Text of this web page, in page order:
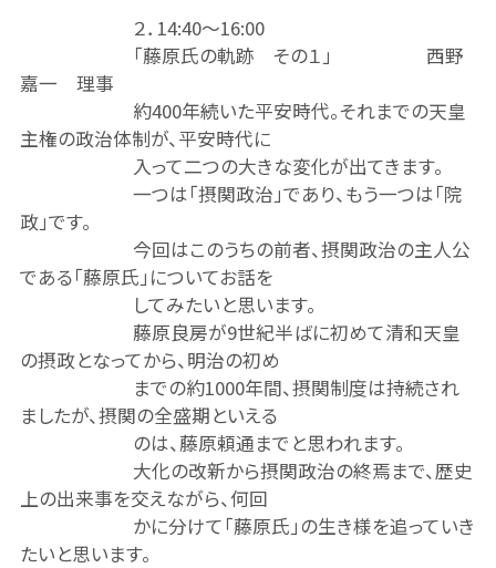
２．14:40～16:00
「藤原氏の軌跡 その１」 西野
嘉一 理事
約400年続いた平安時代。それまでの天皇
主権の政治体制が、平安時代に
入って二つの大きな変化が出てきます。
一つは「摂関政治」であり、もう一つは「院
政」です。
今回はこのうちの前者、摂関政治の主人公
である「藤原氏」についてお話を
してみたいと思います。
藤原良房が9世紀半ばに初めて清和天皇
の摂政となってから、明治の初め
までの約1000年間、摂関制度は持続され
ましたが、摂関の全盛期といえる
のは、藤原頼通までと思われます。
大化の改新から摂関政治の終焉まで、歴史
上の出来事を交えながら、何回
かに分けて「藤原氏」の生き様を追っていき
たいと思います。